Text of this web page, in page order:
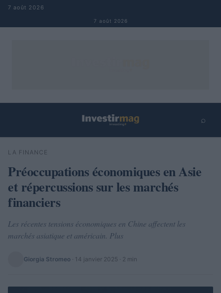
Aller au contenu
7 août 2026
7 août 2026
⌕
Rechercher
LA FINANCE
Préoccupations économiques en Asie
et répercussions sur les marchés
financiers
Les récentes tensions économiques en Chine affectent les
marchés asiatique et américain. Plus
Giorgia Stromeo · 14 janvier 2025 · 2 min